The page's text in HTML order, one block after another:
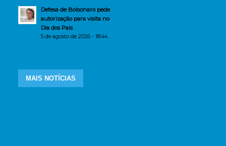
Defesa de Bolsonaro pede
autorização para visita no
Dia dos Pais
5 de agosto de 2026 - 18:44
MAIS NOTÍCIAS